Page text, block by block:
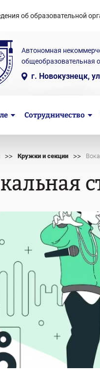
об образовательной
Автономная
общеобразовательная
г. Новокузнецк,
Сотрудничество
>> Кружки и секции >>